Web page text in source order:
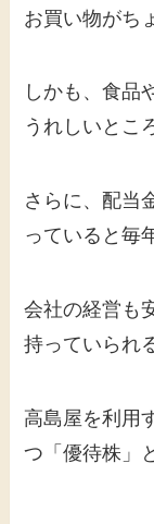
お買い物がち
しかも、食品
うれしいとこ
さらに、配当
っていると毎
会社の経営も
持っていられ
高島屋を利用
つ「優待株」